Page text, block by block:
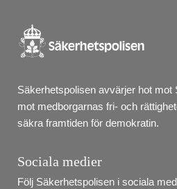
Säkerhetspolisen avvärjer hot
mot medborgarnas fri- och
säkra framtiden för demokratin.
Sociala medier
Följ Säkerhetspolisen i sociala